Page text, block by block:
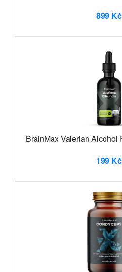
899 Kč
BrainMax Valerian Alcohol
199 Kč